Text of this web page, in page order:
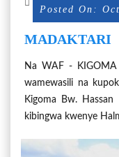
Posted On:
MADAKTARI
Na WAF - KIGOMA
wamewasili na
Kigoma Bw.
kibingwa kwenye